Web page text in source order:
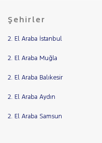
BENZ
MOTORSIKLET
NISSAN
RENAULT
Tipi
Aktarma
Türü
Garanti
Kampanya
ve
İlan
Şehirler
2. El Araba İstanbul
2. El Araba Muğla
2. El Araba Balıkesir
2. El Araba Aydın
2. El Araba Samsun